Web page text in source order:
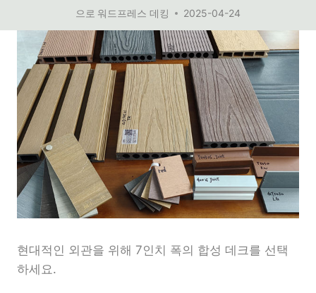
으로 워드프레스 데킹 2025-04-24
현대적인 외관을 위해 7인치 폭의 합성 데크를 선택
하세요.